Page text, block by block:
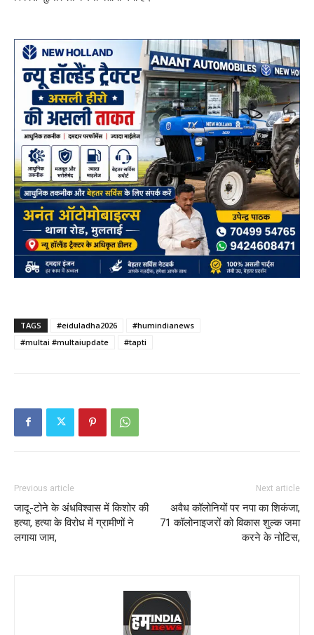
TAGS #eiduladha2026
#humindianews
#multai #multaiupdate
#tapti
Previous article
जादू-टोने के अंधविश्वास में किशोर की
हत्या, हत्या के विरोध में ग्रामीणों ने
लगाया जाम,
Next article
अवैध कॉलोनियों पर नपा का शिकंजा,
71 कॉलोनाइजरों को विकास शुल्क जमा
करने के नोटिस,